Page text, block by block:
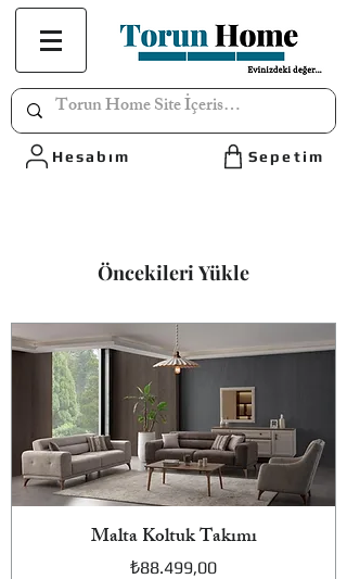
Hesabım Sepetim
Öncekileri Yükle
Malta Koltuk Takımı
Fiyat
₺88.499,00